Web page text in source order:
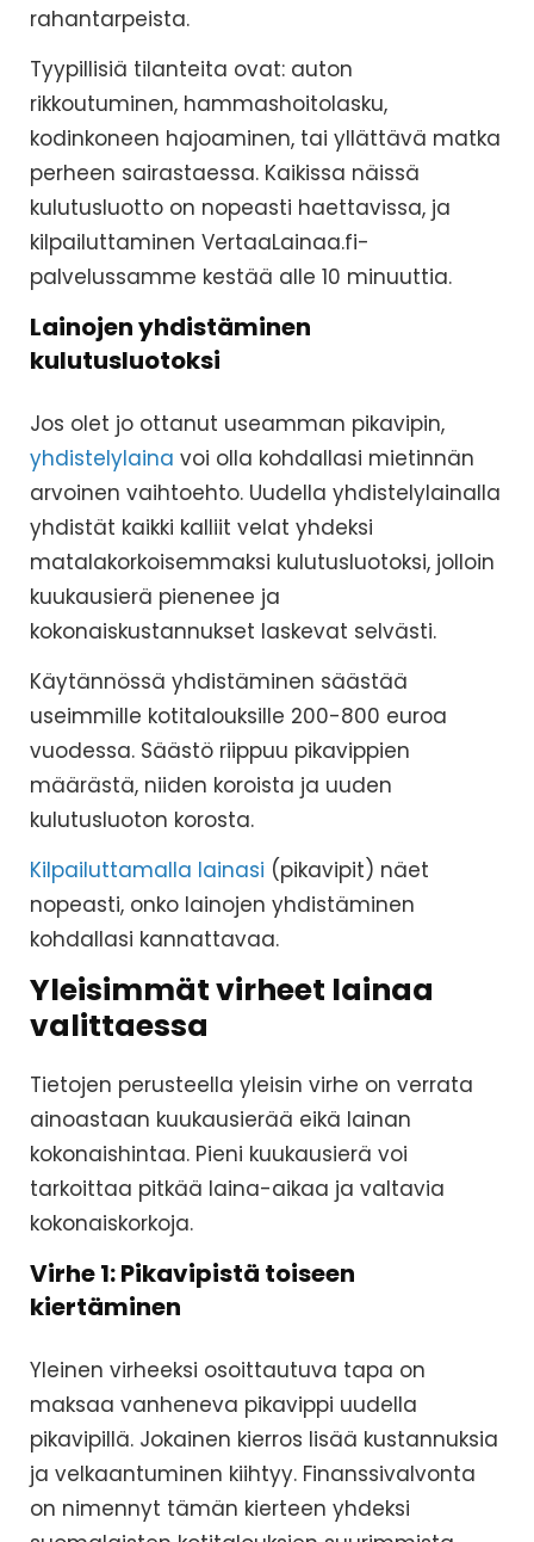
rahantarpeista.
Tyypillisiä tilanteita ovat: auton
rikkoutuminen, hammashoitolasku,
kodinkoneen hajoaminen, tai yllättävä matka
perheen sairastaessa. Kaikissa näissä
kulutusluotto on nopeasti haettavissa, ja
kilpailuttaminen VertaaLainaa.fi-
palvelussamme kestää alle 10 minuuttia.
Lainojen yhdistäminen
kulutusluotoksi
Jos olet jo ottanut useamman pikavipin,
yhdistelylaina voi olla kohdallasi mietinnän
arvoinen vaihtoehto. Uudella yhdistelylainalla
yhdistät kaikki kalliit velat yhdeksi
matalakorkoisemmaksi kulutusluotoksi, jolloin
kuukausierä pienenee ja
kokonaiskustannukset laskevat selvästi.
Käytännössä yhdistäminen säästää
useimmille kotitalouksille 200-800 euroa
vuodessa. Säästö riippuu pikavippien
määrästä, niiden koroista ja uuden
kulutusluoton korosta.
Kilpailuttamalla lainasi (pikavipit) näet
nopeasti, onko lainojen yhdistäminen
kohdallasi kannattavaa.
Yleisimmät virheet lainaa
valittaessa
Tietojen perusteella yleisin virhe on verrata
ainoastaan kuukausierää eikä lainan
kokonaishintaa. Pieni kuukausierä voi
tarkoittaa pitkää laina-aikaa ja valtavia
kokonaiskorkoja.
Virhe 1: Pikavipistä toiseen
kiertäminen
Yleinen virheeksi osoittautuva tapa on
maksaa vanheneva pikavippi uudella
pikavipillä. Jokainen kierros lisää kustannuksia
ja velkaantuminen kiihtyy. Finanssivalvonta
on nimennyt tämän kierteen yhdeksi